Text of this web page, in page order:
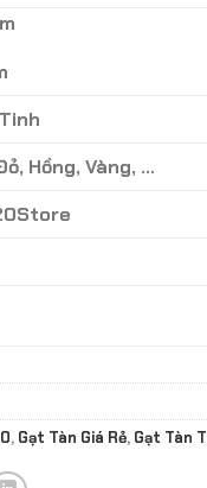
Hồng, Vàng, …
, Gạt Tàn Giá Rẻ, Gạt Tàn